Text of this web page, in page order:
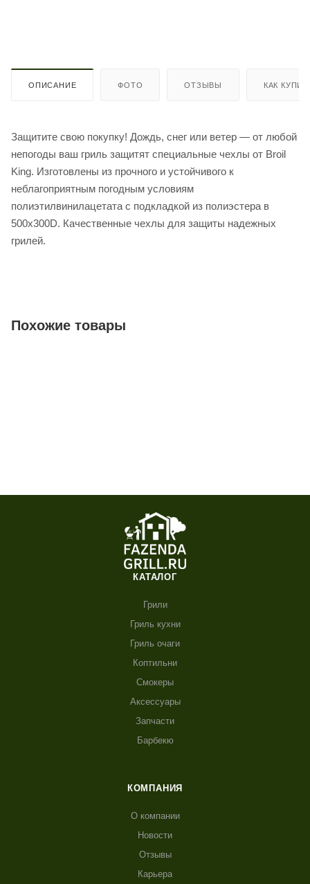
ОПИСАНИЕ ФОТО ОТЗЫВЫ КАК
Защитите свою покупку!​ Дождь, снег или ветер — от любой
непогоды ваш гриль защитят специальные чехлы от Broil
King. Изготовлены из прочного и устойчивого к
неблагоприятным погодным условиям
полиэтилвинилацетата с подкладкой из полиэстера в
500х300D. Качественные чехлы для защиты надежных
грилей.
Похожие товары
КАТАЛОГ
Грили
Гриль кухни
Гриль очаги
Коптильни
Смокеры
Аксессуары
Запчасти
Барбекю
КОМПАНИЯ
О компании
Новости
Отзывы
Карьера